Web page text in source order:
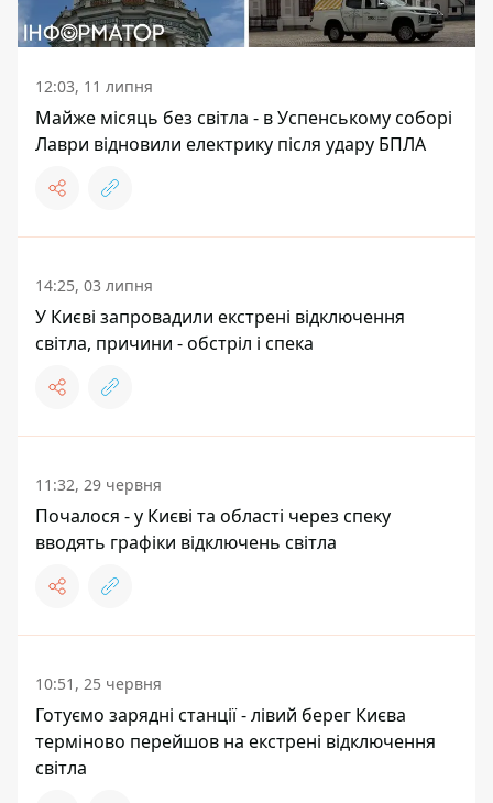
12:03, 11 липня
Майже місяць без світла - в Успенському соборі
Лаври відновили електрику після удару БПЛА
14:25, 03 липня
У Києві запровадили екстрені відключення
світла, причини - обстріл і спека
11:32, 29 червня
Почалося - у Києві та області через спеку
вводять графіки відключень світла
10:51, 25 червня
Готуємо зарядні станції - лівий берег Києва
терміново перейшов на екстрені відключення
світла